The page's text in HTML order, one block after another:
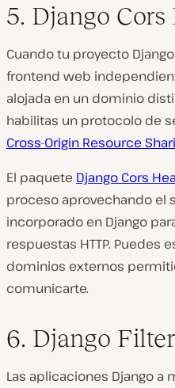
5. Django Cors
Cuando tu proyecto
frontend web
alojada en un dominio
habilitas un protocolo de
Cross-Origin Resource
El paquete Django Cors
proceso aprovechando el
incorporado en Django
respuestas HTTP. Puedes
dominios externos
comunicarte.
6. Django Filter
Las aplicaciones Django